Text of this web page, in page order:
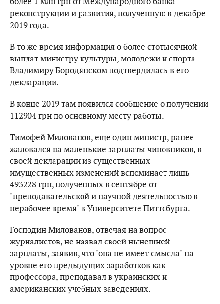
реконструкции и развития, полученную в декабре
2019 года.
В то же время информация о более стотысячной
выплат министру культуры, молодежи и спорта
Владимиру Бородянском подтвердилась в его
декларации.
В конце 2019 там появился сообщение о получении
112904 грн по основному месту работы.
Тимофей Милованов, еще один министр, ранее
жаловался на маленькие зарплаты чиновников, в
своей декларации из существенных
имущественных изменений вспоминает лишь
493228 грн, полученных в сентябре от
"преподавательской и научной деятельностью в
нерабочее время" в Университете Питтсбурга.
Господин Милованов, отвечая на вопрос
журналистов, не назвал своей нынешней
зарплаты, заявив, что "она не имеет смысла" на
уровне его предыдущих заработков как
профессора, преподавал в украинских и
американских учебных заведениях.